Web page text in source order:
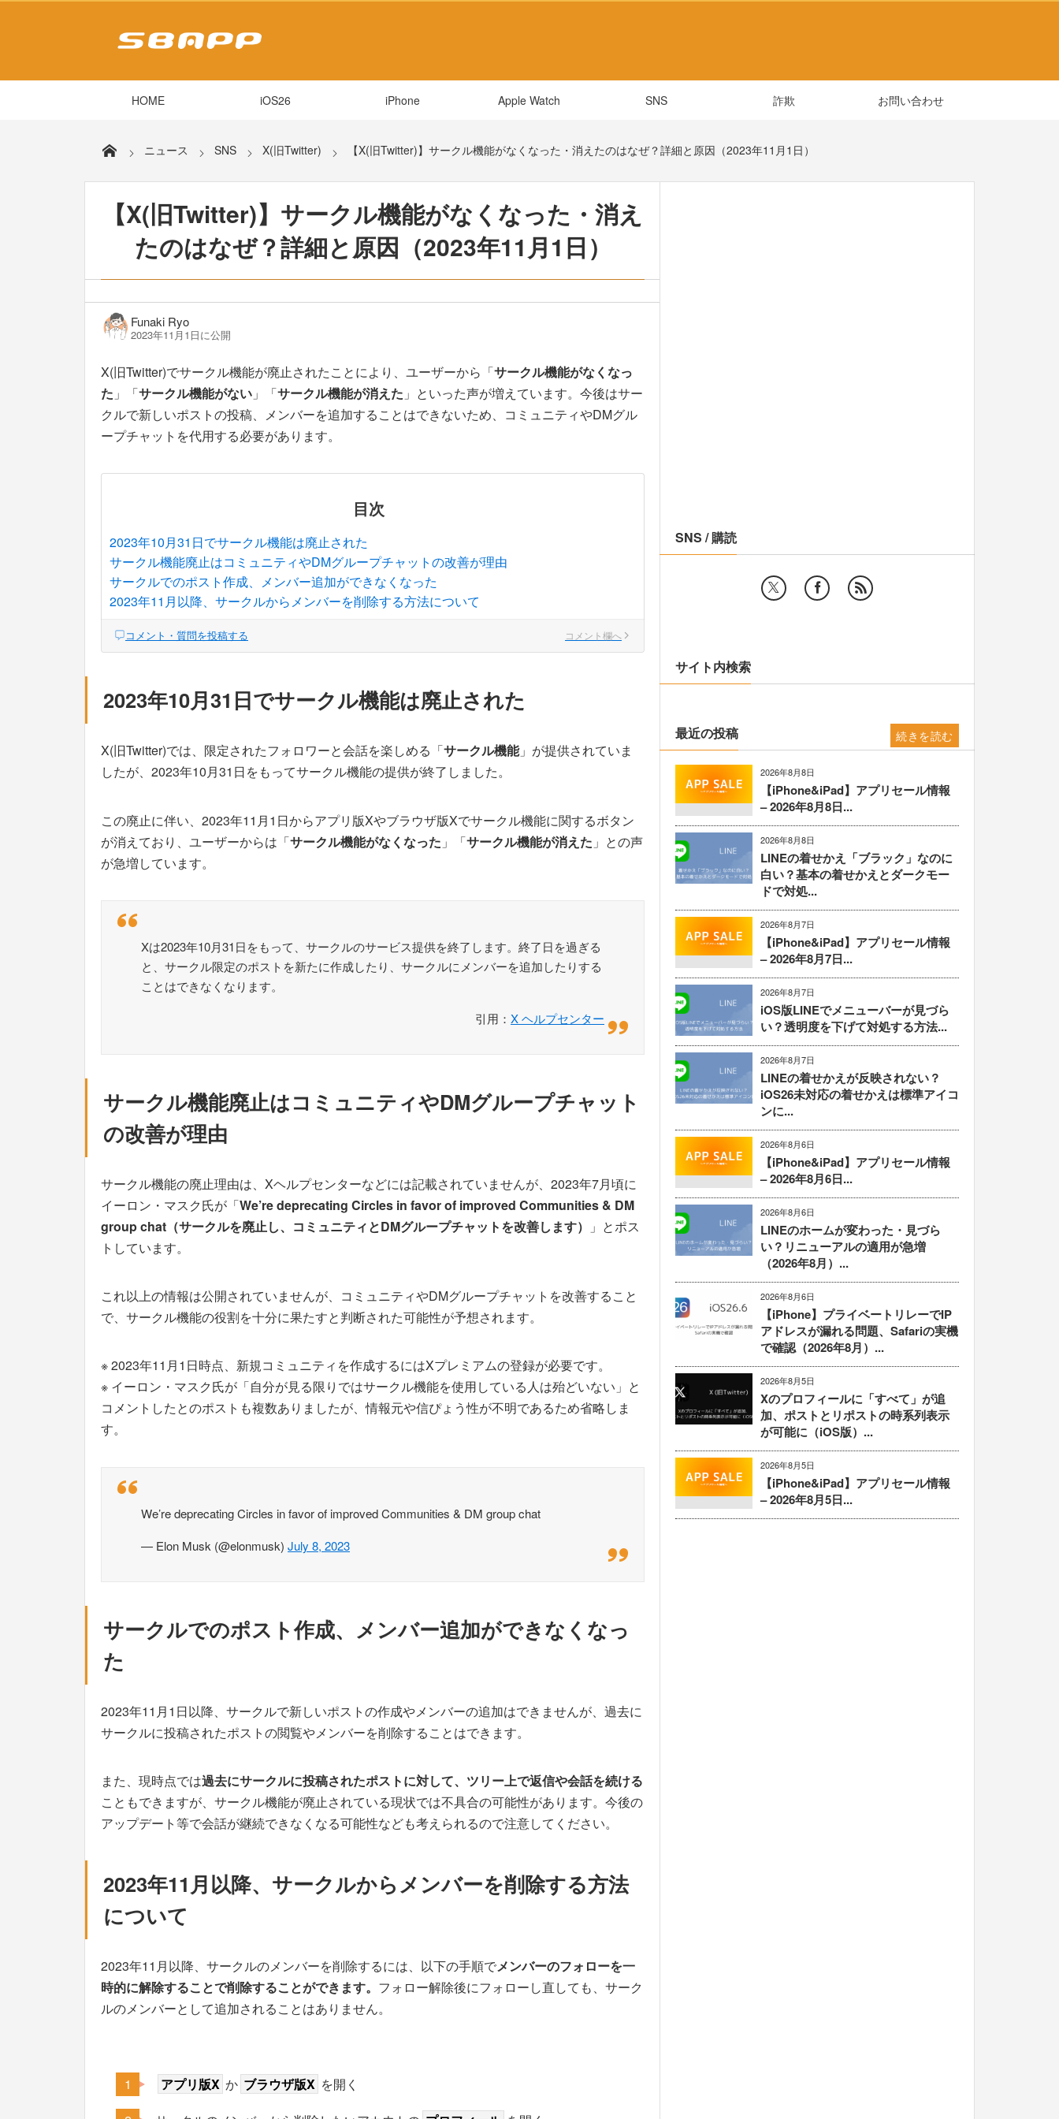
HOME iOS26 iPhone Apple Watch SNS 詐欺 お問い合わせ
ニュース SNS X(旧Twitter) 【X(旧Twitter)】サークル機能がなくなった・消えたのはなぜ？詳細と原因（2023年11月1日）
【X(旧Twitter)】サークル機能がなくなった・消え
たのはなぜ？詳細と原因（2023年11月1日）
Funaki Ryo
2023年11月1日に公開
X(旧Twitter)でサークル機能が廃止されたことにより、ユーザーから「サークル機能がなくなっ
た 」「サークル機能がない 」「サークル機能が消えた 」といった声が増えています。今後はサー
クルで新しいポストの投稿、メンバーを追加することはできないため、コミュニティやDMグル
ープチャットを代用する必要があります。
目次
2023年10月31日でサークル機能は廃止された
サークル機能廃止はコミュニティやDMグループチャットの改善が理由
サークルでのポスト作成、メンバー追加ができなくなった
2023年11月以降、サークルからメンバーを削除する方法について
コメント・質問を投稿する コメント欄へ
2023年10月31日でサークル機能は廃止された
X(旧Twitter)では、限定されたフォロワーと会話を楽しめる「サークル機能」が提供されていま
したが、2023年10月31日をもってサークル機能の提供が終了しました。
この廃止に伴い、2023年11月1日からアプリ版Xやブラウザ版Xでサークル機能に関するボタン
が消えており、ユーザーからは「サークル機能がなくなった 」「サークル機能が消えた 」との声
が急増しています。
Xは2023年10月31日をもって、サークルのサービス提供を終了します。終了日を過ぎる
と、サークル限定のポストを新たに作成したり、サークルにメンバーを追加したりする
ことはできなくなります。
引用： X ヘルプセンター
サークル機能廃止はコミュニティやDMグループチャット
の改善が理由
サークル機能の廃止理由は、Xヘルプセンターなどには記載されていませんが、2023年7月頃に
イーロン・マスク氏が「We’re deprecating Circles in favor of improved Communities & DM
group chat（サークルを廃止し、コミュニティとDMグループチャットを改善します）
」とポス
トしています。
これ以上の情報は公開されていませんが、コミュニティやDMグループチャットを改善すること
で、サークル機能の役割を十分に果たすと判断された可能性が予想されます。
※ 2023年11月1日時点、新規コミュニティを作成するにはXプレミアムの登録が必要です。
※ イーロン・マスク氏が「自分が見る限りではサークル機能を使用している人は殆どいない」と
コメントしたとのポストも複数ありましたが、情報元や信ぴょう性が不明であるため省略しま
す。
We’re deprecating Circles in favor of improved Communities & DM group chat
— Elon Musk (@elonmusk) July 8, 2023
サークルでのポスト作成、メンバー追加ができなくなっ
た
2023年11月1日以降、サークルで新しいポストの作成やメンバーの追加はできませんが、過去に
サークルに投稿されたポストの閲覧やメンバーを削除することはできます。
また、現時点では過去にサークルに投稿されたポストに対して、ツリー上で返信や会話を続ける
こともできますが、サークル機能が廃止されている現状では不具合の可能性があります。今後の
アップデート等で会話が継続できなくなる可能性なども考えられるので注意してください。
2023年11月以降、サークルからメンバーを削除する方法
について
2023年11月以降、サークルのメンバーを削除するには、以下の手順でメンバーのフォローを一
時的に解除することで削除することができます。 フォロー解除後にフォローし直しても、サーク
ルのメンバーとして追加されることはありません。
アプリ版X か ブラウザ版X を開く
SNS / 購読
サイト内検索
最近の投稿
2026年8月8日
【iPhone&iPad】アプリセール情報
– 2026年8月8日...
2026年8月8日
LINEの着せかえ「ブラック」なのに
白い？基本の着せかえとダークモー
ドで対処...
2026年8月7日
【iPhone&iPad】アプリセール情報
– 2026年8月7日...
2026年8月7日
iOS版LINEでメニューバーが見づら
い？透明度を下げて対処する方法...
2026年8月7日
LINEの着せかえが反映されない？
iOS26未対応の着せかえは標準アイコ
ンに...
2026年8月6日
【iPhone&iPad】アプリセール情報
– 2026年8月6日...
2026年8月6日
LINEのホームが変わった・見づら
い？リニューアルの適用が急増
（2026年8月）...
2026年8月6日
【iPhone】プライベートリレーでIP
アドレスが漏れる問題、Safariの実機
で確認（2026年8月）...
2026年8月5日
Xのプロフィールに「すべて」が追
加、ポストとリポストの時系列表示
が可能に（iOS版）...
2026年8月5日
【iPhone&iPad】アプリセール情報
– 2026年8月5日...
続きを読む